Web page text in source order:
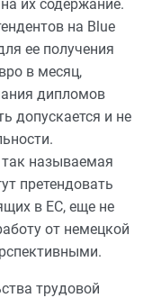
их содержание.
на Blue
ее получения
в месяц,
дипломов
допускается и не
называемая
претендовать
в ЕС, еще не
от немецкой
трудовой